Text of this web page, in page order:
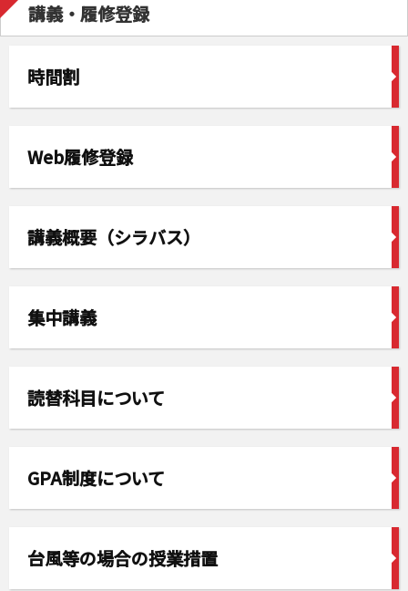
講義・履修登録
時間割
Web履修登録
講義概要（シラバス）
集中講義
読替科目について
GPA制度について
台風等の場合の授業措置